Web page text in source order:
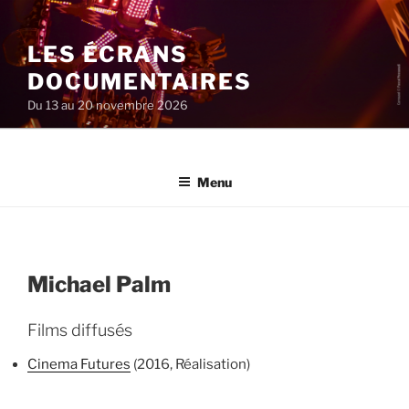
au
contenu
principal
LES ÉCRANS
DOCUMENTAIRES
Du 13 au 20 novembre 2026
Menu
Michael Palm
Films diffusés
Cinema Futures (2016, Réalisation)